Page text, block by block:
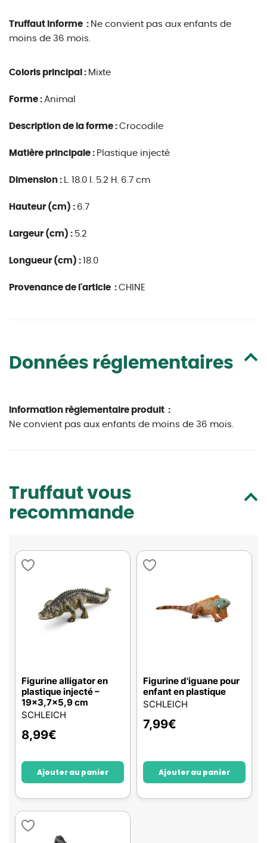
Truffaut informe : Ne convient pas aux enfants de
moins de 36 mois.
Coloris principal : Mixte
Forme : Animal
Description de la forme : Crocodile
Matière principale : Plastique injecté
Dimension : L. 18.0 l. 5.2 H. 6.7 cm
Hauteur (cm) : 6.7
Largeur (cm) : 5.2
Longueur (cm) : 18.0
Provenance de l'article : CHINE
Données réglementaires
Information règlementaire produit :
Ne convient pas aux enfants de moins de 36 mois.
Truffaut vous
recommande
Figurine alligator en
plastique injecté –
19x3,7x5,9 cm
SCHLEICH
8,99€
Ajouter au panier
Figurine d'iguane pour
enfant en plastique
SCHLEICH
7,99€
Ajouter au panier